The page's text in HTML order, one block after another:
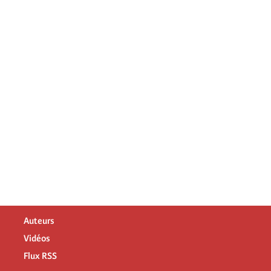
Auteurs
Vidéos
Flux RSS